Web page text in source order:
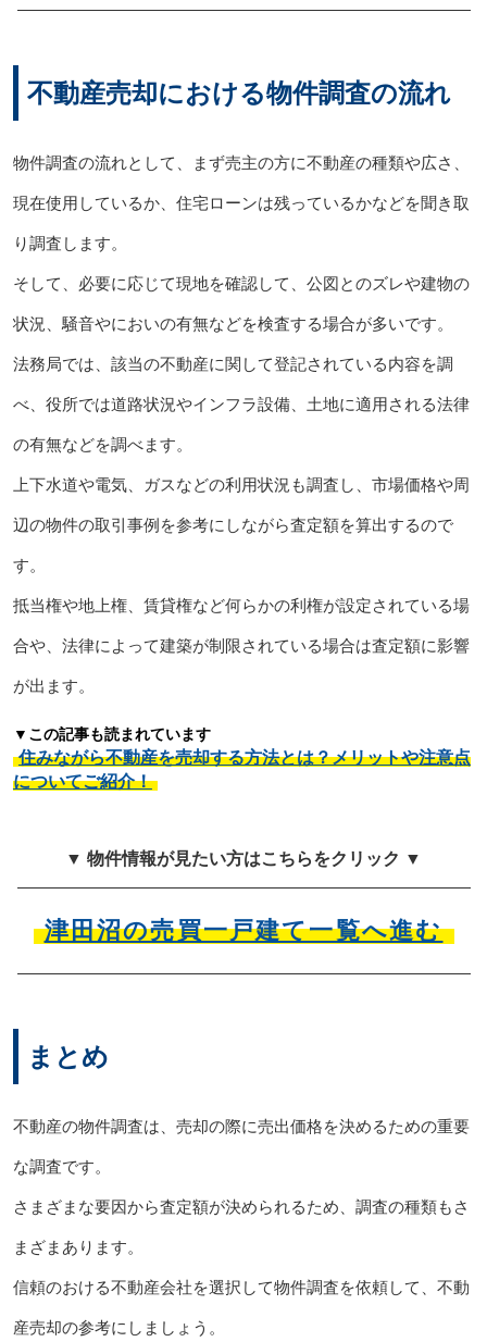
不動産売却における物件調査の流れ
物件調査の流れとして、まず売主の方に不動産の種類や広さ、
現在使用しているか、住宅ローンは残っているかなどを聞き取
り調査します。
そして、必要に応じて現地を確認して、公図とのズレや建物の
状況、騒音やにおいの有無などを検査する場合が多いです。
法務局では、該当の不動産に関して登記されている内容を調
べ、役所では道路状況やインフラ設備、土地に適用される法律
の有無などを調べます。
上下水道や電気、ガスなどの利用状況も調査し、市場価格や周
辺の物件の取引事例を参考にしながら査定額を算出するので
す。
抵当権や地上権、賃貸権など何らかの利権が設定されている場
合や、法律によって建築が制限されている場合は査定額に影響
が出ます。
▼この記事も読まれています
住みながら不動産を売却する方法とは？メリットや注意点
についてご紹介！
▼ 物件情報が見たい方はこちらをクリック ▼
津田沼の売買一戸建て一覧へ進む
まとめ
不動産の物件調査は、売却の際に売出価格を決めるための重要
な調査です。
さまざまな要因から査定額が決められるため、調査の種類もさ
まざまあります。
信頼のおける不動産会社を選択して物件調査を依頼して、不動
産売却の参考にしましょう。